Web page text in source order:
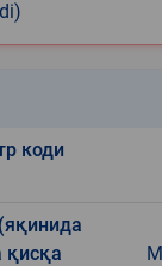
коди
қисқа